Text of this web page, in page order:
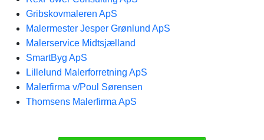
Gribskovmaleren ApS
Malermester Jesper Grønlund ApS
Malerservice Midtsjælland
SmartByg ApS
Lillelund Malerforretning ApS
Malerfirma v/Poul Sørensen
Thomsens Malerfirma ApS